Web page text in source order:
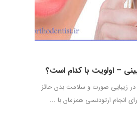
– اولویت با کدام است؟
زیبایی صورت و سلامت بدن حائز
انجام ارتودنسی همزمان با ...